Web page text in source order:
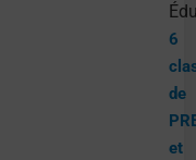
6
de
et